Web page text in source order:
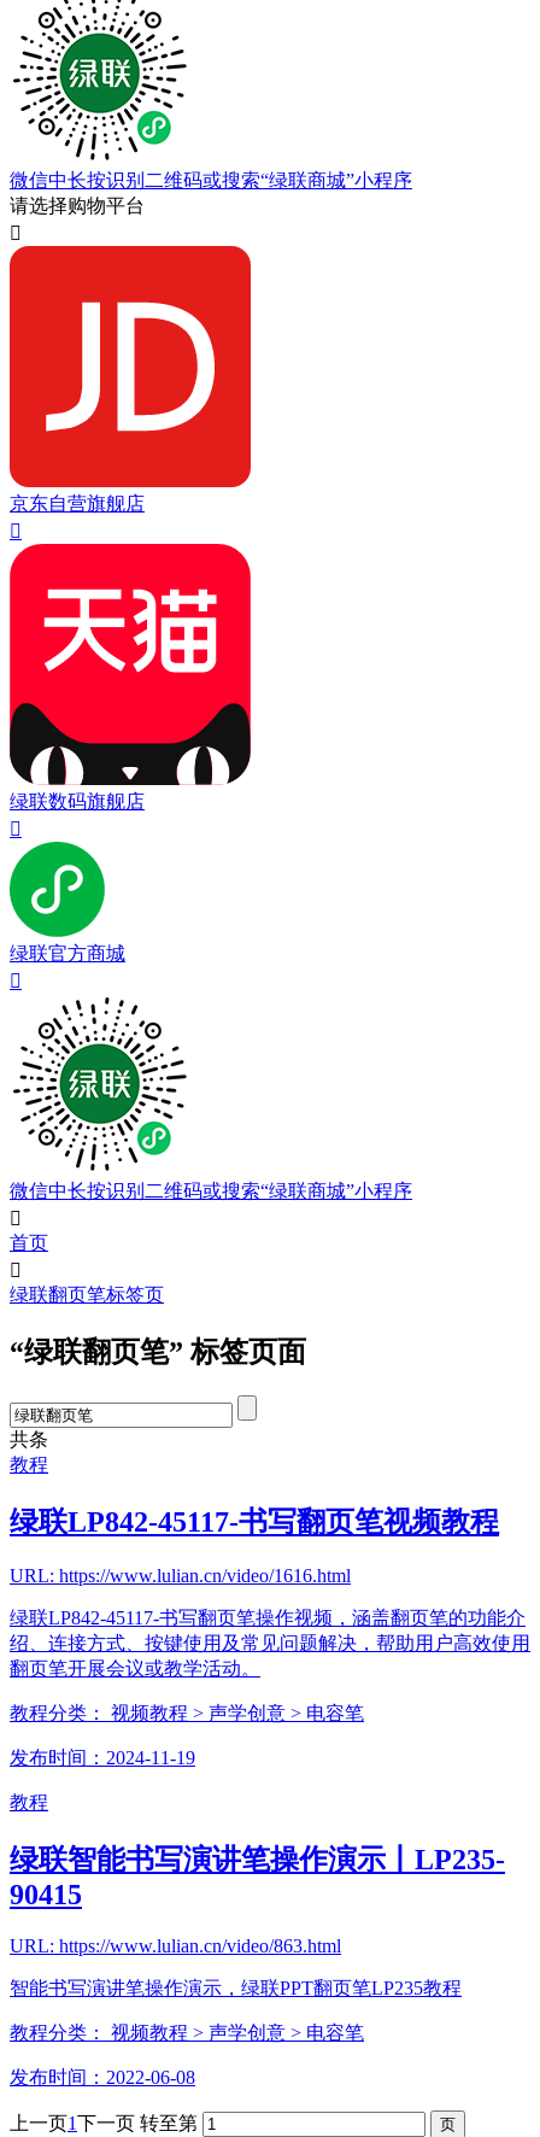
微信中长按识别二维码或搜索“绿联商城”小程序
请选择购物平台

京东自营旗舰店

绿联数码旗舰店

绿联官方商城

微信中长按识别二维码或搜索“绿联商城”小程序

首页

绿联翻页笔标签页
“绿联翻页笔” 标签页面
共条
教程
绿联LP842-45117-书写翻页笔视频教程
URL: https://www.lulian.cn/video/1616.html
绿联LP842-45117-书写翻页笔操作视频，涵盖翻页笔的功能介
绍、连接方式、按键使用及常见问题解决，帮助用户高效使用
翻页笔开展会议或教学活动。
教程分类： 视频教程 > 声学创意 > 电容笔
发布时间：2024-11-19
教程
绿联智能书写演讲笔操作演示丨LP235-
90415
URL: https://www.lulian.cn/video/863.html
智能书写演讲笔操作演示，绿联PPT翻页笔LP235教程
教程分类： 视频教程 > 声学创意 > 电容笔
发布时间：2022-06-08
上一页1下一页 转至第